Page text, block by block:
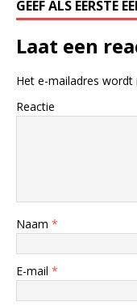
GEEF ALS EERSTE
Laat een
Het e-mailadres wordt
Reactie
Naam *
E-mail *